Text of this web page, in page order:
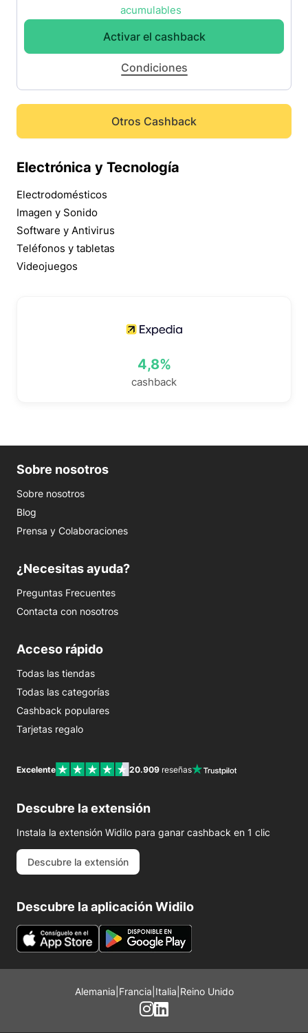
acumulables
Activar el cashback
Condiciones
Otros Cashback
Electrónica y Tecnología
Electrodomésticos
Imagen y Sonido
Software y Antivirus
Teléfonos y tabletas
Videojuegos
4,8%
cashback
Sobre nosotros
Sobre nosotros
Blog
Prensa y Colaboraciones
¿Necesitas ayuda?
Preguntas Frecuentes
Contacta con nosotros
Acceso rápido
Todas las tiendas
Todas las categorías
Cashback populares
Tarjetas regalo
Excelente 20.909 reseñas
Descubre la extensión
Instala la extensión Widilo para ganar cashback en 1 clic
Descubre la extensión
Descubre la aplicación Widilo
Alemania Francia Italia Reino Unido